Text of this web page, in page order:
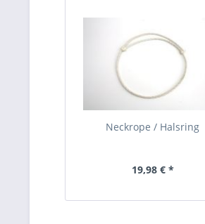
Neckrope / Halsring
19,98 € *